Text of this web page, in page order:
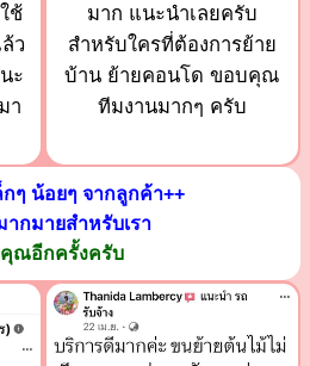
ช้
ว
ะ
า
มาก แนะนำเลยครับ
สำหรับใครที่ต้องการย้าย
บ้าน ย้ายคอนโด ขอบคุณ
ทีมงานมากๆ ครับ
ๆ น้อยๆ จากลูกค้า++
กมายสำหรับเรา
ณอีกครั้งครับ